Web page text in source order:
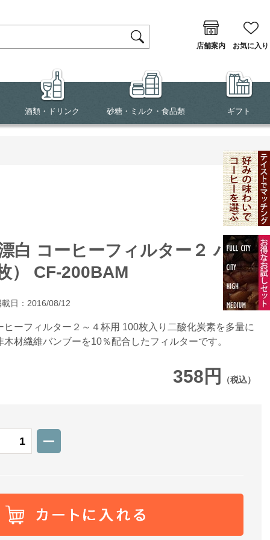
店舗案内 お気に入り
酒類・ドリンク 砂糖・ミルク・食品類 ギフト
白 コーヒーフィルター２ バン
） CF-200BAM
載日：2016/08/12
ーフィルター２～４杯用 100枚入り二酸化炭素を多量に
材繊維バンブーを10％配合したフィルターです。
358円 （税込）